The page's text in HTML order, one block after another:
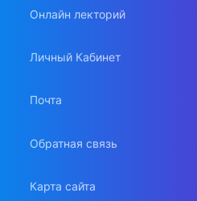
Онлайн лекторий
Личный Кабинет
Почта
Обратная связь
Карта сайта